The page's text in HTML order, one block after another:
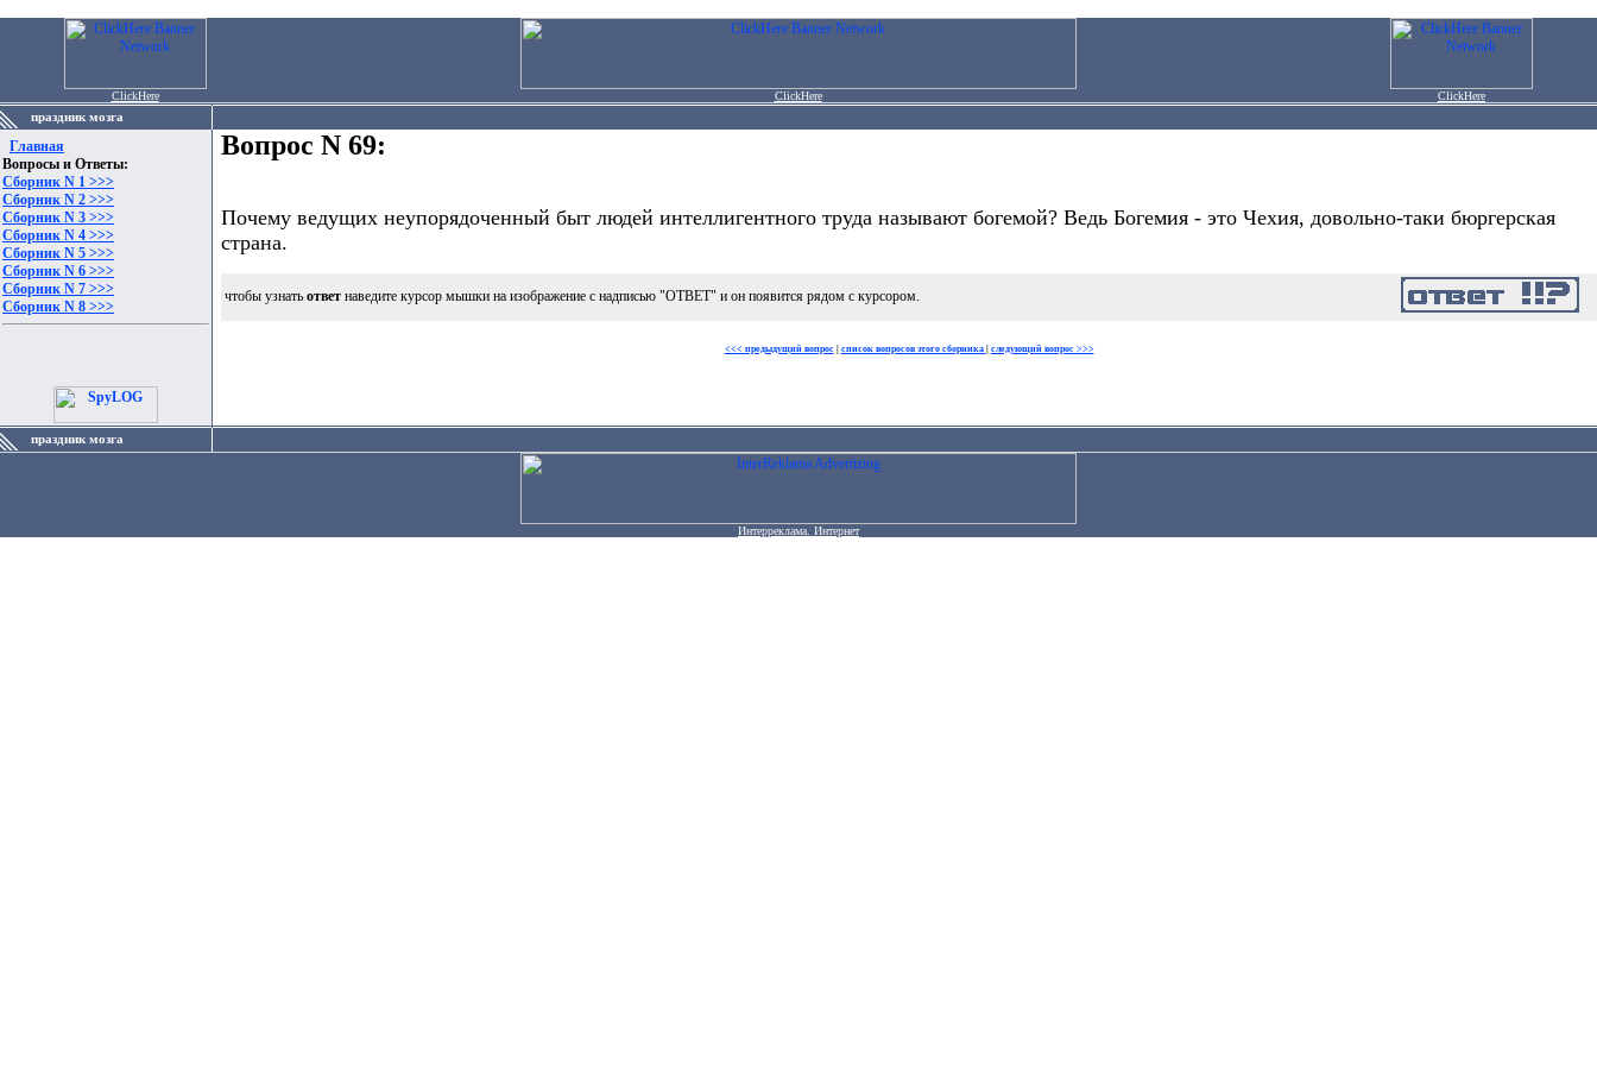
ClickHere ClickHere
ClickHere
праздник мозга
Главная
Вопросы и Ответы:
Сборник N 1 >>>
Сборник N 2 >>>
Сборник N 3 >>>
Сборник N 4 >>>
Сборник N 5 >>>
Сборник N 6 >>>
Сборник N 7 >>>
Сборник N 8 >>>
Вопрос N 69:
Почему ведущих неупорядоченный быт людей интеллигентного труда называют богемой? Ведь Богемия - это Чехия, довольно-таки бюргерская
страна.
чтобы узнать ответ наведите курсор мышки на изображение с надписью "ОТВЕТ" и он появится рядом с курсором.
<<< предыдущий вопрос| список вопросов этого сборника следующий вопрос >>>
праздник мозга
Интерреклама. Интернет